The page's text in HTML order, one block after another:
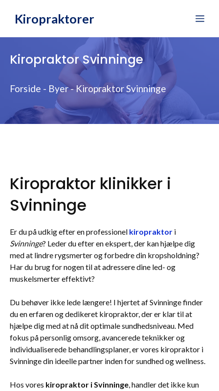
Kiropraktorer
Kiropraktor Svinninge
Forside - Byer-Kiropraktor Svinninge
Kiropraktor klinikker i
Svinninge
Er du på udkig efter en professionel kiropraktor i
Svinninge? Leder du efter en ekspert, der kan hjælpe dig
med at lindre rygsmerter og forbedre din kropsholdning?
Har du brug for nogen til at adressere dine led- og
muskelsmerter effektivt?
Du behøver ikke lede længere! I hjertet af Svinninge finder
du en erfaren og dedikeret kiropraktor, der er klar til at
hjælpe dig med at nå dit optimale sundhedsniveau. Med
fokus på personlig omsorg, avancerede teknikker og
individualiserede behandlingsplaner, er vores kiropraktor i
Svinninge din ideelle partner inden for sundhed og wellness.
Hos vores kiropraktor i Svinninge, handler det ikke kun